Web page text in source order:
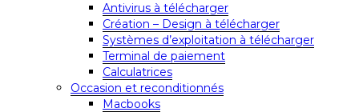
Antivirus à télécharger
Création – Design à télécharger
Systèmes d’exploitation à télécharger
Terminal de paiement
Calculatrices
Occasion et reconditionnés
Macbooks